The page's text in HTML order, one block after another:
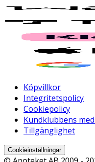
Köpvillkor
Integritetspolicy
Cookiepolicy
Kundklubbens
Tillgänglighet
Cookieinställningar